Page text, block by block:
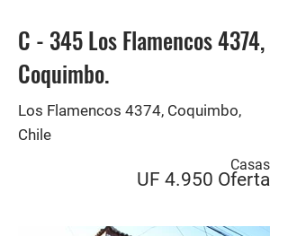
C - 345 Los Flamencos 4374,
Coquimbo.
Los Flamencos 4374, Coquimbo,
Chile
Casas
UF 4.950 Oferta